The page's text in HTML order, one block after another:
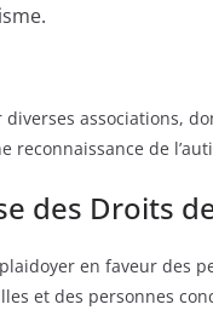
associations,
de
des Droits
en faveur des
et des personnes